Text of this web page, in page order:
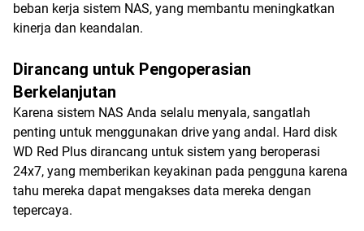
beban kerja sistem NAS, yang membantu meningkatkan
kinerja dan keandalan.
Dirancang untuk Pengoperasian
Berkelanjutan
Karena sistem NAS Anda selalu menyala, sangatlah
penting untuk menggunakan drive yang andal. Hard disk
WD Red Plus dirancang untuk sistem yang beroperasi
24x7, yang memberikan keyakinan pada pengguna karena
tahu mereka dapat mengakses data mereka dengan
tepercaya.